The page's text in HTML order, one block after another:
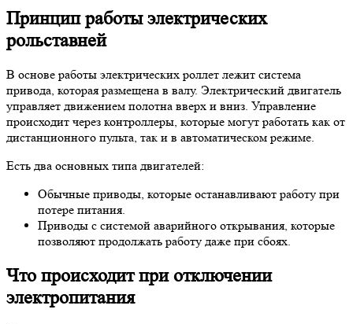
Принцип работы электрических
рольставней
В основе работы электрических роллет лежит система
привода, которая размещена в валу. Электрический двигатель
управляет движением полотна вверх и вниз. Управление
происходит через контроллеры, которые могут работать как от
дистанционного пульта, так и в автоматическом режиме.
Есть два основных типа двигателей:
Обычные приводы, которые останавливают работу при
потере питания.
Приводы с системой аварийного открывания, которые
позволяют продолжать работу даже при сбоях.
Что происходит при отключении
электропитания